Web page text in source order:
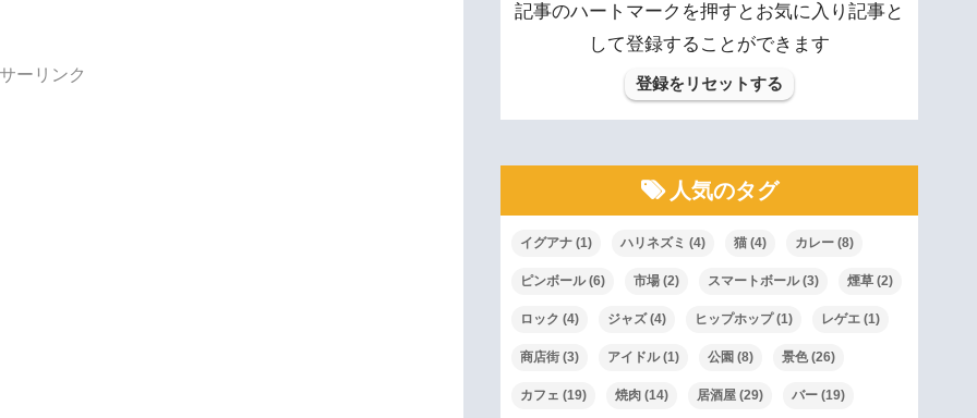
ーリンク
記事のハートマークを押すとお気に入り記事と
して登録することができます
登録をリセットする
人気のタグ
イグアナ(1) ハリネズミ (4) 猫(4) カレー(8)
ピンボール(6) 市場(2) スマートボール(3) 煙草(2)
ロック (4) ジャズ(4) ヒップホップ(1) レゲエ(1)
商店街(3) アイドル(1) 公園 (8) 景色(26)
カフェ (19) 焼肉(14) 居酒屋(29) バー(19)